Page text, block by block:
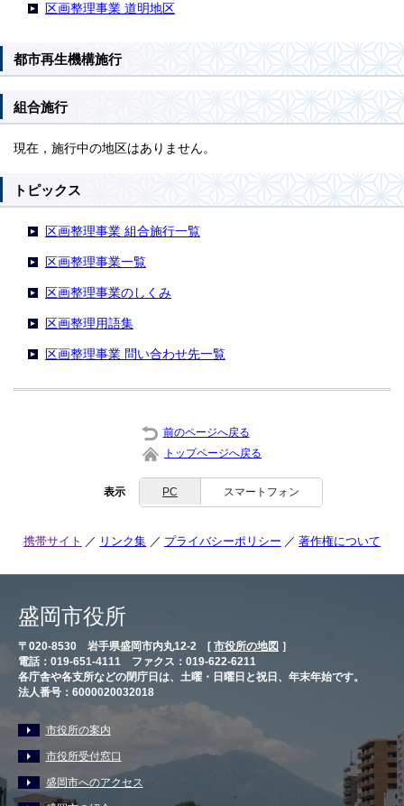
区画整理事業 道明地区
都市再生機構施行
組合施行
現在，施行中の地区はありません。
トピックス
区画整理事業 組合施行一覧
区画整理事業一覧
区画整理事業のしくみ
区画整理用語集
区画整理事業 問い合わせ先一覧
前のページへ戻る
トップページへ戻る
表示 PC スマートフォン
携帯サイト リンク集 プライバシーポリシー 著作権について
盛岡市役所
〒020-8530 岩手県盛岡市内丸12-2 [ 市役所の地図 ］
電話：019-651-4111 ファクス：019-622-6211
各庁舎や各支所などの閉庁日は、土曜・日曜日と祝日、年末年始です。
法人番号：6000020032018
市役所の案内
市役所受付窓口
盛岡市へのアクセス